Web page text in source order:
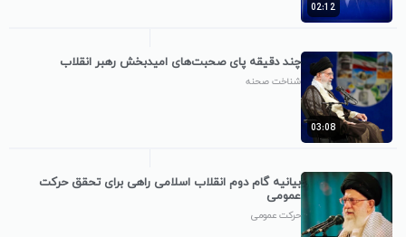
02:12
03:08
چند دقیقه پای صحبت‌های امیدبخش رهبر انقلاب
شناخت صحنه
بیانیه گام دوم انقلاب اسلامی راهی برای تحقق حرکت
عمومی
حرکت عمومی